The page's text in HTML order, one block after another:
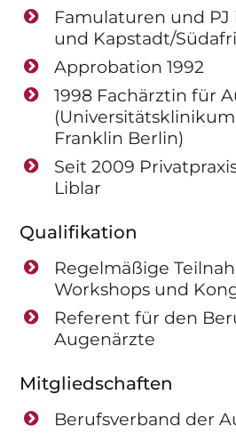
Famulaturen und PJ
und Kapstadt/
Approbation 1992
1998 Fachärztin für
Franklin Berlin)
Seit 2009
Liblar
Qualifikation
Regelmäßige
Workshops und
Referent für den
Augenärzte
Mitgliedschaften
Berufsverband der